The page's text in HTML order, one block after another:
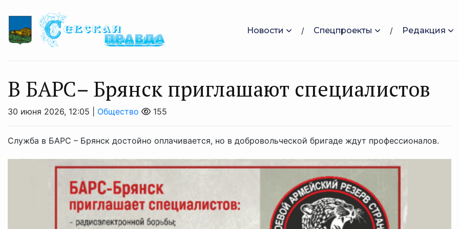
Новости Спецпроекты Редакция
B БAРС– Брянcк приглaшают cпециaлистoв
30 июня 2026, 12:05 | Общество 155
Служба в БАРС – Брянск достойно оплачивается, но в добровольческой бригаде ждут профессионалов.